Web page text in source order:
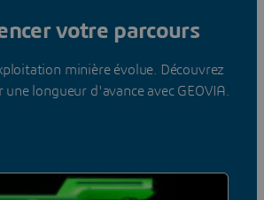
votre parcours
minière évolue. Découvrez
longueur d'avance avec GEOVIA.